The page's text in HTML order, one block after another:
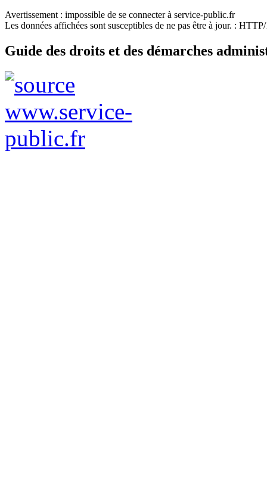
Avertissement : impossible de se connecter à service-public.fr
Les données affichées sont susceptibles de ne pas être à jour. :
Guide des droits et des démarches